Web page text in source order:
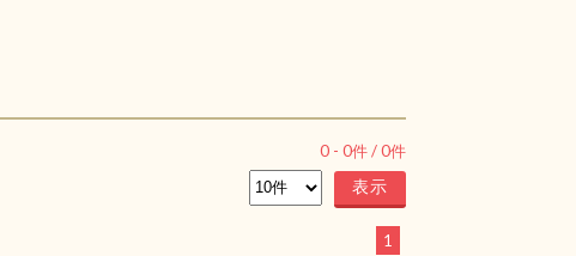
0 - 0件 /0件
1